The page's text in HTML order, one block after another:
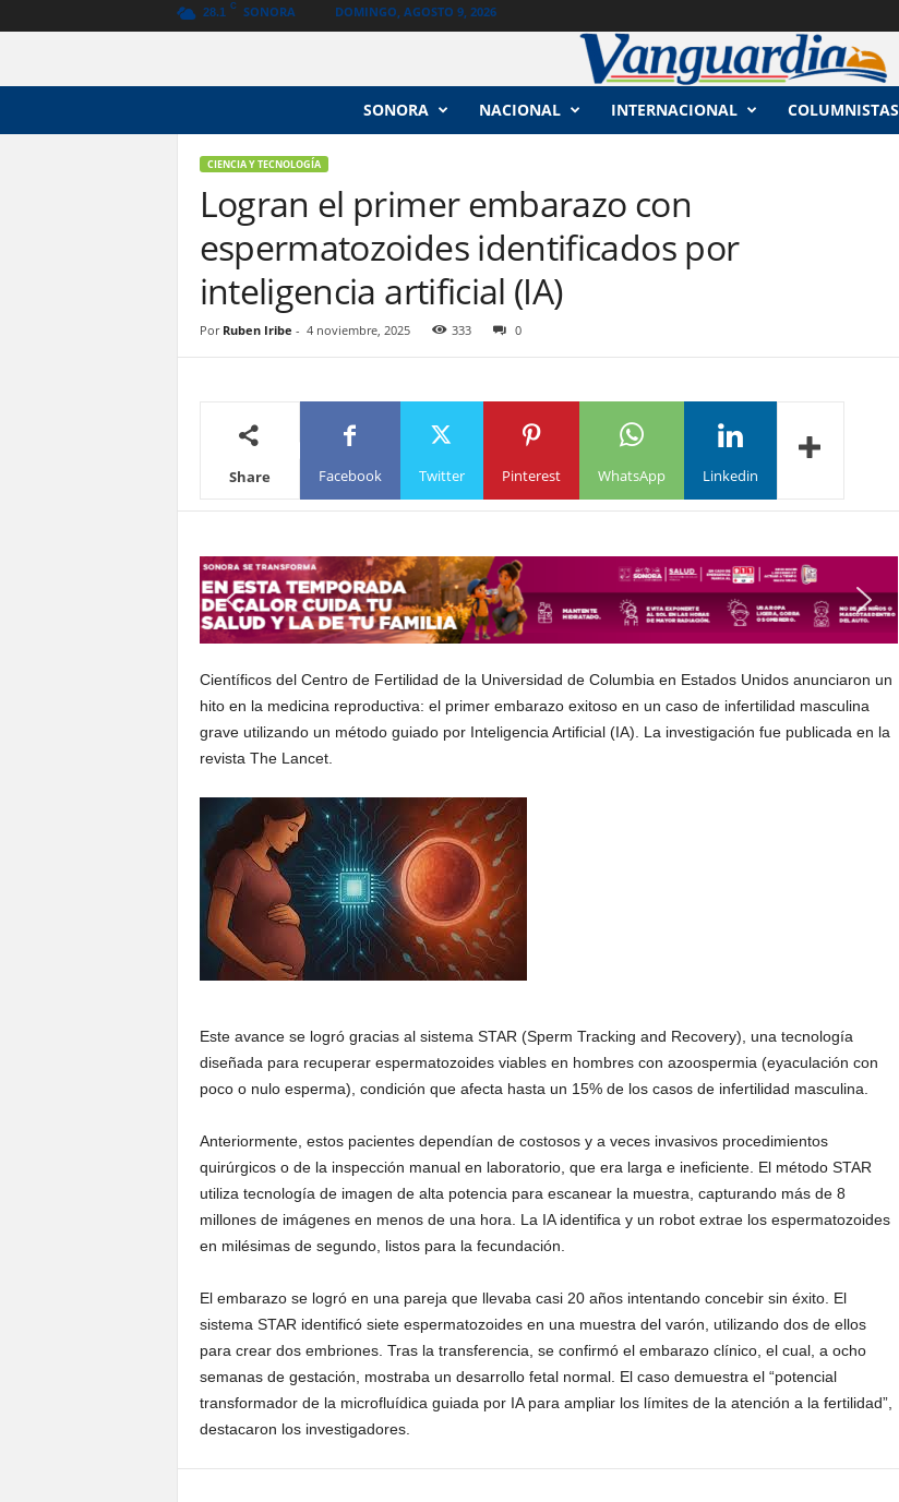
28.1 C SONORA DOMINGO, AGOSTO 9, 2026
SONORA NACIONAL INTERNACIONAL COLUMNISTAS
CIENCIA Y TECNOLOGÍA
Logran el primer embarazo con
espermatozoides identificados por
inteligencia artificial (IA)
Por Ruben Iribe - 4 noviembre, 2025 333 0
Share Facebook Twitter Pinterest WhatsApp Linkedin
Científicos del Centro de Fertilidad de la Universidad de Columbia en Estados Unidos anunciaron un
hito en la medicina reproductiva: el primer embarazo exitoso en un caso de infertilidad masculina
grave utilizando un método guiado por Inteligencia Artificial (IA). La investigación fue publicada en la
revista The Lancet.
Este avance se logró gracias al sistema STAR (Sperm Tracking and Recovery), una tecnología
diseñada para recuperar espermatozoides viables en hombres con azoospermia (eyaculación con
poco o nulo esperma), condición que afecta hasta un 15% de los casos de infertilidad masculina.
Anteriormente, estos pacientes dependían de costosos y a veces invasivos procedimientos
quirúrgicos o de la inspección manual en laboratorio, que era larga e ineficiente. El método STAR
utiliza tecnología de imagen de alta potencia para escanear la muestra, capturando más de 8
millones de imágenes en menos de una hora. La IA identifica y un robot extrae los espermatozoides
en milésimas de segundo, listos para la fecundación.
El embarazo se logró en una pareja que llevaba casi 20 años intentando concebir sin éxito. El
sistema STAR identificó siete espermatozoides en una muestra del varón, utilizando dos de ellos
para crear dos embriones. Tras la transferencia, se confirmó el embarazo clínico, el cual, a ocho
semanas de gestación, mostraba un desarrollo fetal normal. El caso demuestra el “potencial
transformador de la microfluídica guiada por IA para ampliar los límites de la atención a la fertilidad”,
destacaron los investigadores.